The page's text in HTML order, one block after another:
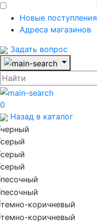
Новые поступления
Адреса магазинов
Задать вопрос
0
Назад в каталог